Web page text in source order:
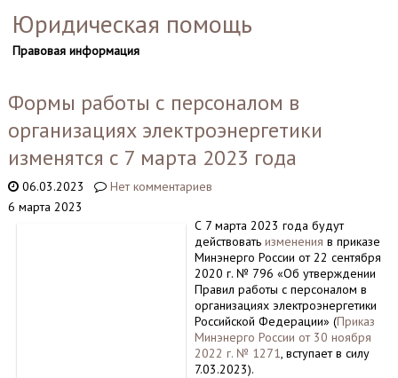
Юридическая помощь
Правовая информация
Формы работы с персоналом в
организациях электроэнергетики
изменятся с 7 марта 2023 года
06.03.2023
Нет комментариев
6 марта 2023
С 7 марта 2023 года будут
действовать изменения в приказе
Минэнерго России от 22 сентября
2020 г. № 796 «Об утверждении
Правил работы с персоналом в
организациях электроэнергетики
Российской Федерации» (Приказ
Минэнерго России от 30 ноября
2022 г. № 1271, вступает в силу
7.03.2023).